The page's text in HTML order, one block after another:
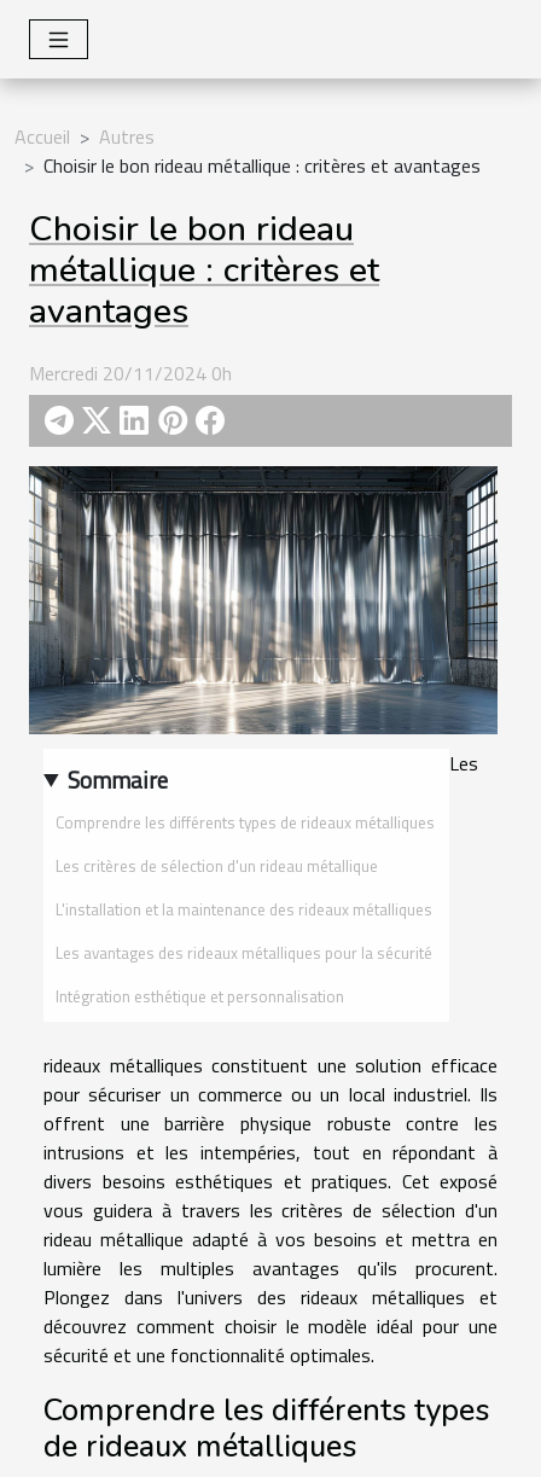
Accueil
Autres
Choisir le bon rideau métallique : critères et avantages
Choisir le bon rideau
métallique : critères et
avantages
Mercredi 20/11/2024 0h
Sommaire
Comprendre les différents types de rideaux métalliques
Les critères de sélection d'un rideau métallique
L'installation et la maintenance des rideaux métalliques
Les avantages des rideaux métalliques pour la sécurité
Intégration esthétique et personnalisation
Les
rideaux métalliques constituent une solution efficace
pour sécuriser un commerce ou un local industriel. Ils
offrent une barrière physique robuste contre les
intrusions et les intempéries, tout en répondant à
divers besoins esthétiques et pratiques. Cet exposé
vous guidera à travers les critères de sélection d'un
rideau métallique adapté à vos besoins et mettra en
lumière les multiples avantages qu'ils procurent.
Plongez dans l'univers des rideaux métalliques et
découvrez comment choisir le modèle idéal pour une
sécurité et une fonctionnalité optimales.
Comprendre les différents types
de rideaux métalliques